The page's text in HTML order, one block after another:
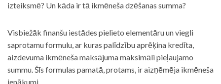
izteiksmē? Un kāda ir tā ikmēneša dzēšanas summa?
Visbiežāk finanšu iestādes pielieto elementāru un viegli
saprotamu formulu, ar kuras palīdzību aprēķina kredīta,
aizdevuma ikmēneša maksājuma maksimāli pieļaujamo
summu. Šīs formulas pamatā, protams, ir aizņēmēja ikmēneša
ienākumi.